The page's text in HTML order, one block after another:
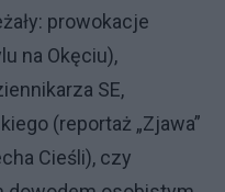
prowokacje
na Okęciu),
SE,
(reportaż „Zjawa”
Cieśli), czy